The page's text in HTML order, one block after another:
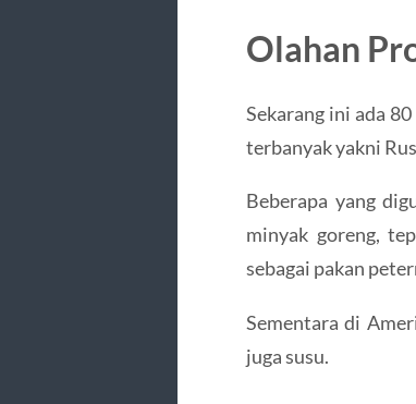
Olahan
Sekarang ini ada
terbanyak yakni
Beberapa yang
minyak goreng,
sebagai pakan
Sementara di
juga susu.